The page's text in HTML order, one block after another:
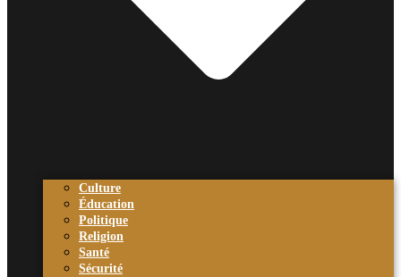
Culture
Éducation
Politique
Religion
Santé
Sécurité